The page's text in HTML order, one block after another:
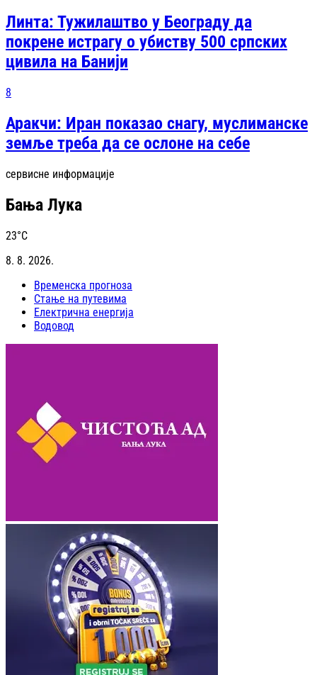
Линта: Тужилаштво у Београду да
покрене истрагу о убиству 500 српских
цивила на Банији
8
Аракчи: Иран показао снагу, муслиманске
земље треба да се ослоне на себе
сервисне информације
Бања Лука
23°C
8. 8. 2026.
Временска прогноза
Стање на путевима
Електрична енергија
Водовод